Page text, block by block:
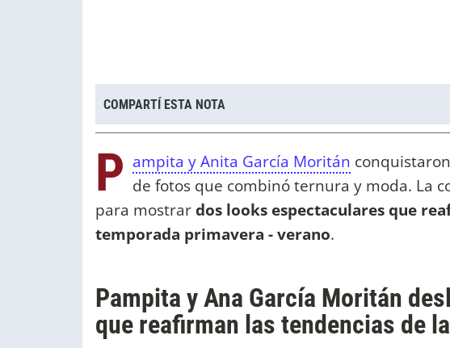
COMPARTÍ ESTA NOTA
P ampita y Anita García Moritán
de fotos que combinó ternura y moda. La
para mostrardos looks espectaculares que
temporada primavera - verano.
Pampita y Ana García Moritán
que reafirman las tendencias de